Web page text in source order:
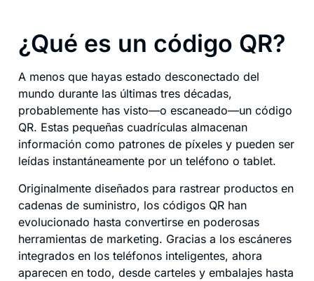
¿Qué es un código QR?
A menos que hayas estado desconectado del
mundo durante las últimas tres décadas,
probablemente has visto—o escaneado—un código
QR. Estas pequeñas cuadrículas almacenan
información como patrones de píxeles y pueden ser
leídas instantáneamente por un teléfono o tablet.
Originalmente diseñados para rastrear productos en
cadenas de suministro, los códigos QR han
evolucionado hasta convertirse en poderosas
herramientas de marketing. Gracias a los escáneres
integrados en los teléfonos inteligentes, ahora
aparecen en todo, desde carteles y embalajes hasta